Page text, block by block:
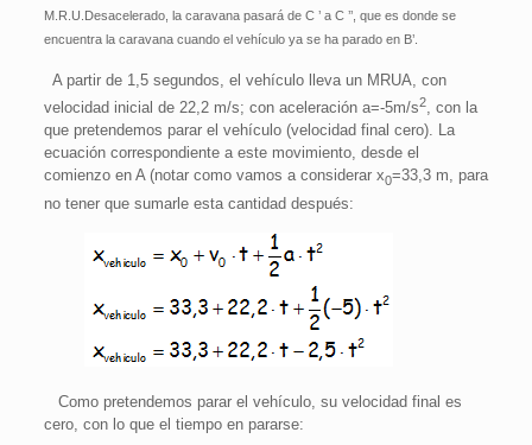
M.R.U.Desacelerado, la caravana pasará de C ’ a C ’’, que es donde se
encuentra la caravana cuando el vehículo ya se ha parado en B’.
A partir de 1,5 segundos, el vehículo lleva un MRUA, con
velocidad inicial de 22,2 m/s; con aceleración a=-5m/s2, con la
que pretendemos parar el vehículo (velocidad final cero). La
ecuación correspondiente a este movimiento, desde el
comienzo en A (notar como vamos a considerar x0=33,3 m, para
no tener que sumarle esta cantidad después:
Como pretendemos parar el vehículo, su velocidad final es
cero, con lo que el tiempo en pararse: